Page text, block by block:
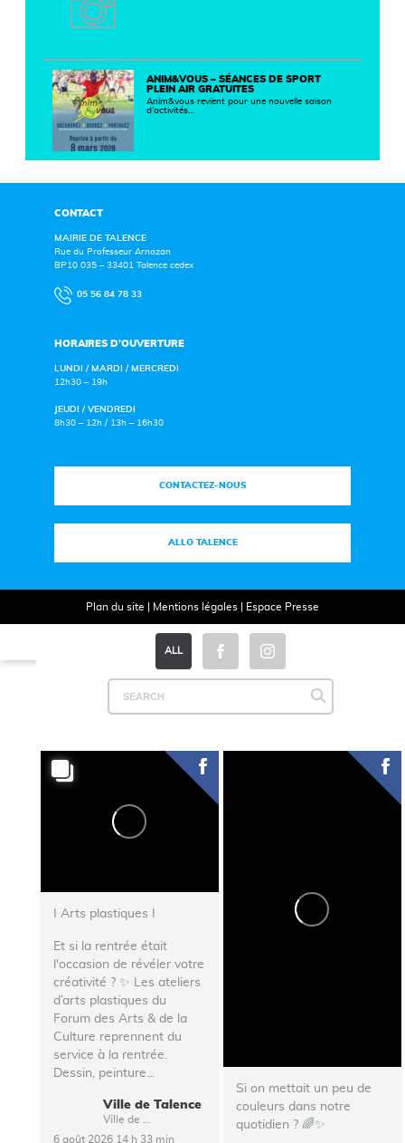
ALL
I Arts plastiques I
Et si la rentrée était
l'occasion de révéler votre
créativité ? ✨ Les ateliers
d’arts plastiques du
Forum des Arts & de la
Culture reprennent du
service à la rentrée.
Dessin, peinture...
Ville de Talence
6 août 2026 14 h 33 min
Si on mettait un peu de
couleurs dans notre
quotidien ? 🌈✨
ANIM&VOUS – SÉANCES DE SPORT
PLEIN AIR GRATUITES
Anim&vous revient pour une nouvelle saison
d’activités…
CONTACT
MAIRIE DE TALENCE
Rue du Professeur Arnozan
BP10 035 – 33401 Talence cedex
05 56 84 78 33
HORAIRES D’OUVERTURE
LUNDI / MARDI / MERCREDI
12h30 – 19h
JEUDI / VENDREDI
8h30 – 12h / 13h – 16h30
CONTACTEZ-NOUS
ALLO TALENCE
Plan du site Mentions légales| Espace Presse